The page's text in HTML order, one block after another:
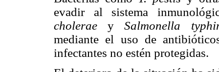
evadir al sistema
cholerae ySalmonella
mediante el uso de
infectantes no estén protegidas.